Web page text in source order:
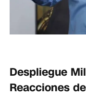
Despliegue
Reacciones